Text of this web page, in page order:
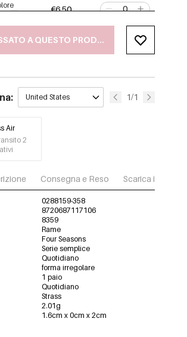
€6,50
€6,50
€6,50
A QUESTO PRODOTTO
United States 1/1
Air
2
Consegna e Reso Scarica immagini
0288159-358
8720687117106
8359
Rame
Four Seasons
Serie semplice
Quotidiano
forma irregolare
1 paio
Quotidiano
Strass
2.01g
1.6cm x 0cm x 2cm